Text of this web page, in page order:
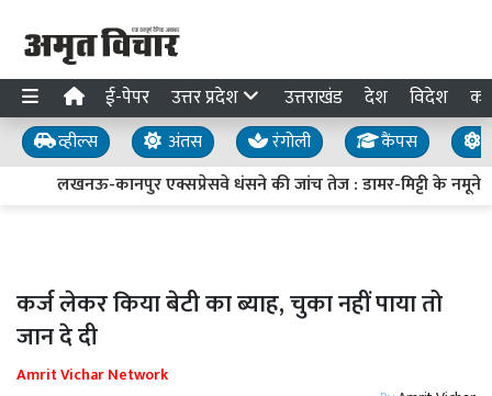
ई-पेपर उत्तर प्रदेश उत्तराखंड देश विदेश
व्हील्स अंतस रंगोली कैंपस
लखनऊ-कानपुर एक्सप्रेसवे धंसने की जांच तेज : डामर-मिट्टी के नमूने
कर्ज लेकर किया बेटी का ब्याह, चुका नहीं पाया तो
जान दे दी
Amrit Vichar Network